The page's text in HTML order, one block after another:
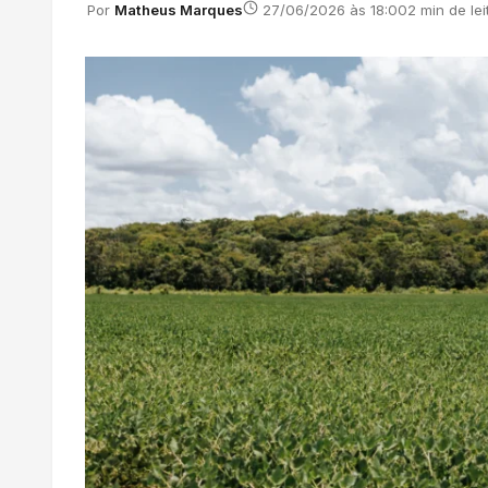
Por Matheus Marques 27/06/2026 às 18:002 min de